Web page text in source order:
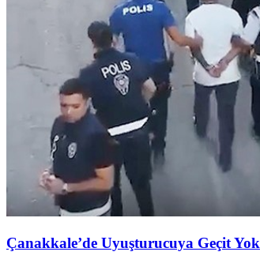
Çanakkale’de Uyuşturucuya Geçit Yok